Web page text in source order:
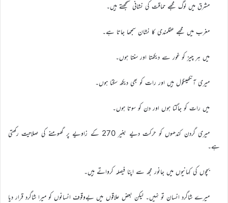
مشرق میں لوگ مجھے حماقت کی نشانی سمجھتے ہیں۔
مغرب میں مجھے عقلمندی کا نشان سمجھا جاتا ہے۔
میں ہر چیز کو غور سے دیکھتا اور سنتا ہوں۔
میری آنکھیںگول ہیں اور رات کو بھی دیکھ سکتا ہوں۔
میں رات کو جاگتا ہوں اور دن کو سوتا ہوں۔
میری گردن کندھوں کو حرکت دیے بغیر 270 کے زاویے پر گھومنے کی صلاحیت رکھتی
ہے۔
بچوں کی کہانیوں میں جانور مجھ سے اپنا فیصلہ کرواتے ہیں۔
میرے شاگرد انسان تو نہیں۔ لیکن بعض علاقوں میں بےوقوف انسانوں کو میرا شاگرد قرار دیا